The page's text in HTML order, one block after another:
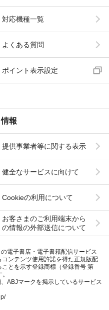
対応機種一覧
よくある質問
ポイント表示設定
報
提供事業者等に関する表示
健全なサービスに向けて
Cookieの利用について
お客さまのご利用端末から
の情報の外部送信について
電子書店・電子書籍配信サービス
コンテンツ使用許諾を得た正規版配
とを示す登録商標（登録番号 第
ABJマークを掲示しているサービス